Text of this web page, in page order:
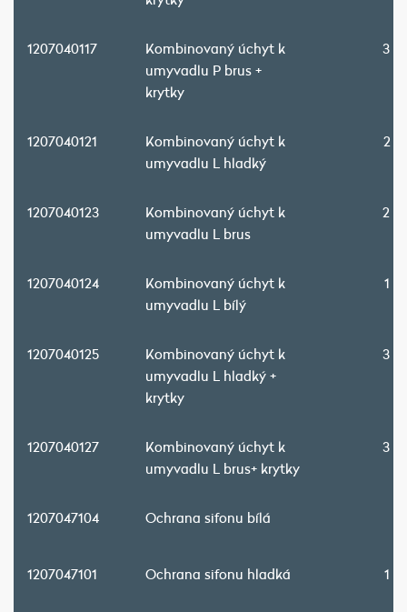
1207040117
Kombinovaný úchyt k
umyvadlu P brus +
krytky
3
1207040121
Kombinovaný úchyt k
umyvadlu L hladký
2
1207040123
Kombinovaný úchyt k
umyvadlu L brus
2
1207040124
Kombinovaný úchyt k
umyvadlu L bílý
1
1207040125
Kombinovaný úchyt k
umyvadlu L hladký +
krytky
3
1207040127
Kombinovaný úchyt k
umyvadlu L brus+ krytky
3
1207047104 Ochrana sifonu bílá
1207047101 Ochrana sifonu hladká 1